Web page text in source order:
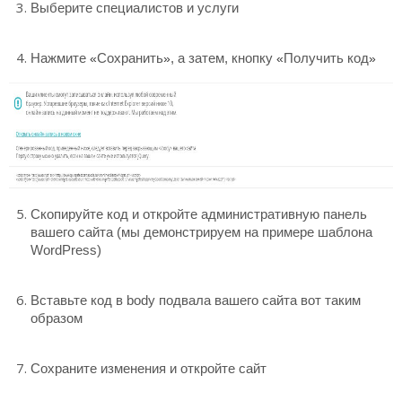
Выберите специалистов и услуги
Нажмите «Сохранить», а затем, кнопку «Получить код»
Скопируйте код и откройте административную панель
вашего сайта (мы демонстрируем на примере шаблона
WordPress)
Вставьте код в body подвала вашего сайта вот таким
образом
Сохраните изменения и откройте сайт